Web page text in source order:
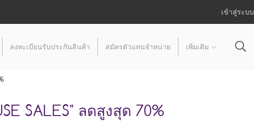
เข้าสู่ระบบ
ลงทะเบียนรับประกันสินค้า สมัครตัวแทนจำหน่าย เพิ่มเติม
SALES" ลดสูงสุด 70%